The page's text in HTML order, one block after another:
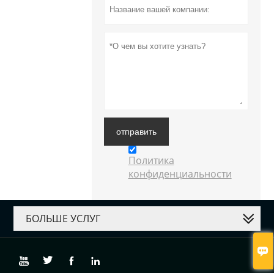

отправить
Политика
конфиденциальности
БОЛЬШЕ УСЛУГ
   